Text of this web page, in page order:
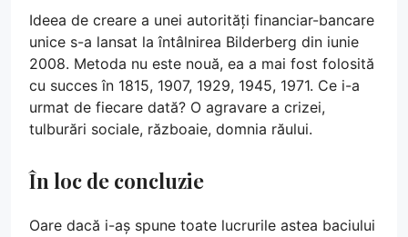
Ideea de creare a unei autorități financiar-bancare
unice s-a lansat la întâlnirea Bilderberg din iunie
2008. Metoda nu este nouă, ea a mai fost folosită
cu succes în 1815, 1907, 1929, 1945, 1971. Ce i-a
urmat de fiecare dată? O agravare a crizei,
tulburări sociale, războaie, domnia răului.
În loc de concluzie
Oare dacă i-aș spune toate lucrurile astea baciului